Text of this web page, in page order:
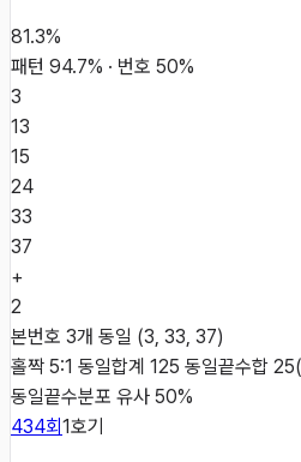
81.3%
패턴 94.7% · 번호 50%
3
13
15
24
33
37
+
2
본번호 3개 동일 (3, 33, 37)
홀짝 5:1 동일합계 125 동일끝수합
동일끝수분포 유사 50%
434회1호기